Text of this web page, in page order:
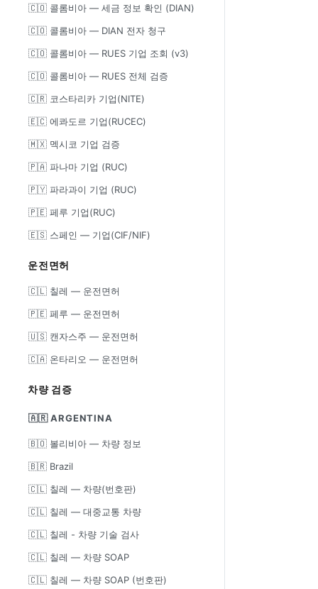
🇨🇴 콜롬비아 — 세금 정보 확인 (DIAN)
🇨🇴 콜롬비아 — DIAN 전자 청구
🇨🇴 콜롬비아 — RUES 기업 조회 (v3)
🇨🇴 콜롬비아 — RUES 전체 검증
🇨🇷 코스타리카 기업(NITE)
🇪🇨 에콰도르 기업(RUCEC)
🇲🇽 멕시코 기업 검증
🇵🇦 파나마 기업 (RUC)
🇵🇾 파라과이 기업 (RUC)
🇵🇪 페루 기업(RUC)
🇪🇸 스페인 — 기업(CIF/NIF)
운전면허
🇨🇱 칠레 — 운전면허
🇵🇪 페루 — 운전면허
🇺🇸 캔자스주 — 운전면허
🇨🇦 온타리오 — 운전면허
차량 검증
🇦🇷 ARGENTINA
🇧🇴 볼리비아 — 차량 정보
🇧🇷 Brazil
🇨🇱 칠레 — 차량(번호판)
🇨🇱 칠레 — 대중교통 차량
🇨🇱 칠레 - 차량 기술 검사
🇨🇱 칠레 — 차량 SOAP
🇨🇱 칠레 — 차량 SOAP (번호판)